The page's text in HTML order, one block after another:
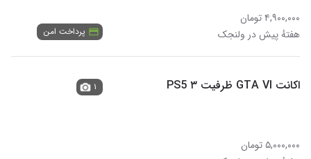
۴,۹۰۰,۰۰۰ تومان
هفتهٔ پیش در ولنجک
پرداخت امن
اکانت GTA VI ظرفیت ۳ PS5
۵,۰۰۰,۰۰۰ تومان
۱